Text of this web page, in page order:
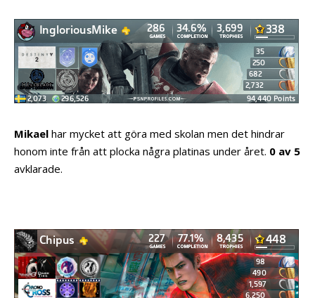
Mikael har mycket att göra med skolan men det hindrar
honom inte från att plocka några platinas under året. 0 av 5
avklarade.